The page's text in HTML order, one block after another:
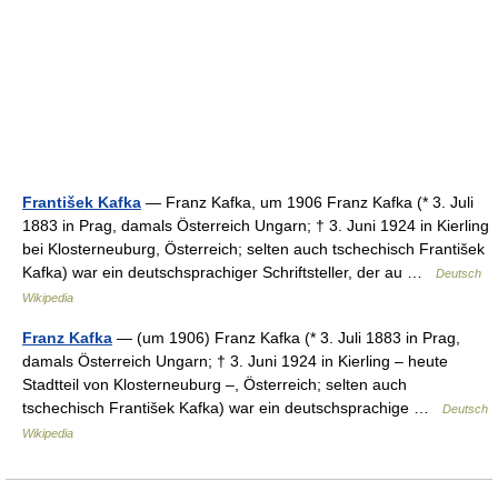
František Kafka — Franz Kafka, um 1906 Franz Kafka (* 3. Juli
1883 in Prag, damals Österreich Ungarn; † 3. Juni 1924 in Kierling
bei Klosterneuburg, Österreich; selten auch tschechisch František
Kafka) war ein deutschsprachiger Schriftsteller, der au …
Deutsch
Wikipedia
Franz Kafka — (um 1906) Franz Kafka (* 3. Juli 1883 in Prag,
damals Österreich Ungarn; † 3. Juni 1924 in Kierling – heute
Stadtteil von Klosterneuburg –, Österreich; selten auch
tschechisch František Kafka) war ein deutschsprachige …
Deutsch
Wikipedia